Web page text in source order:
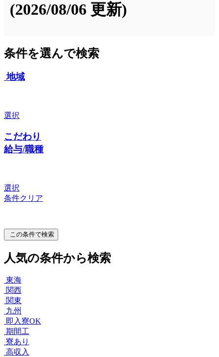
(2026/08/06 更新)
条件を選んで検索
地域
選択
こだわり
給与/職種
選択
条件クリア
この条件で検索
人気の条件から検索
東海
関西
関東
九州
即入寮OK
期間工
寮あり
高収入